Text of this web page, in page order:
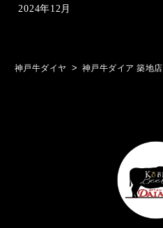
2024年12月
神戸牛ダイヤ > 神戸牛ダイア 築地店